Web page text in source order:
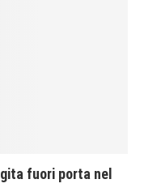
fuori porta nel